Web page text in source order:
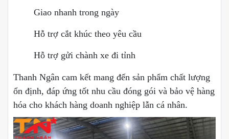
Giao nhanh trong ngày
Hỗ trợ cắt khúc theo yêu cầu
Hỗ trợ gửi chành xe đi tỉnh
Thanh Ngân cam kết mang đến sản phẩm chất lượng
ổn định, đáp ứng tốt nhu cầu đóng gói và bảo vệ hàng
hóa cho khách hàng doanh nghiệp lẫn cá nhân.